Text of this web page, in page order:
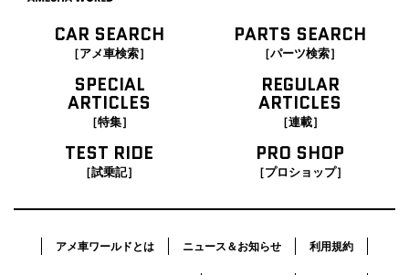
CAR SEARCH
［アメ車検索］
PARTS SEARCH
［パーツ検索］
SPECIAL
ARTICLES
［特集］
REGULAR
ARTICLES
［連載］
TEST RIDE
［試乗記］
PRO SHOP
［プロショップ］
アメ車ワールドとは ニュース＆お知らせ 利用規約